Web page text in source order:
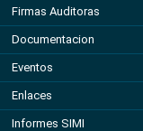
Firmas Auditoras
Documentacion
Eventos
Enlaces
Informes SIMI